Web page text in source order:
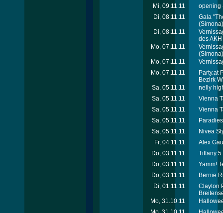
Mi, 09.11.11
opening
Di, 08.11.11
Gala
(Simona)
Di, 08.11.11
des AKH
Mo, 07.11.11
(Simona)
Mo, 07.11.11
Mo, 07.11.11
Party.at
Bezirk
Sa, 05.11.11
nelly
Sa, 05.11.11
Vienna
Sa, 05.11.11
Vienna
Sa, 05.11.11
Sa, 05.11.11
Nivea
Fr, 04.11.11
Alex
Do, 03.11.11
Tiffany
Do, 03.11.11
Yamm!
Do, 03.11.11
Bernie
Di, 01.11.11
Clayton
Mo, 31.10.11